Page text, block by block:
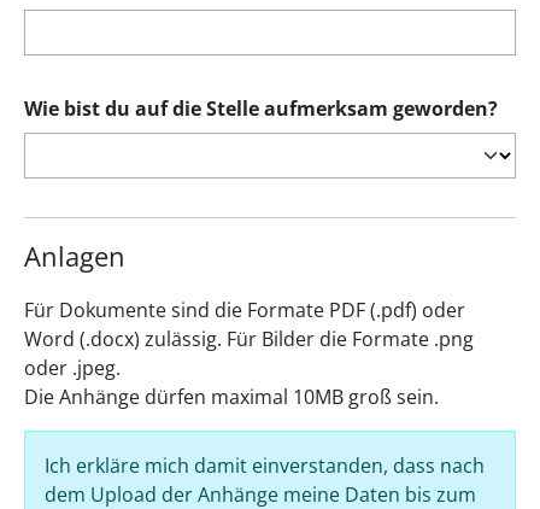
Wie bist du auf die Stelle aufmerksam geworden?
Anlagen
Für Dokumente sind die Formate PDF (.pdf) oder
Word (.docx) zulässig. Für Bilder die Formate .png
oder .jpeg.
Die Anhänge dürfen maximal 10MB groß sein.
Ich erkläre mich damit einverstanden, dass nach
dem Upload der Anhänge meine Daten bis zum